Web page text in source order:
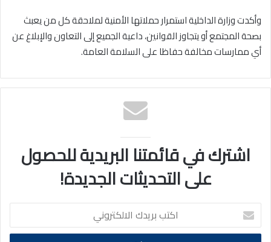
وأكدت وزارة الداخلية استمرار حملاتها الأمنية لملاحقة كل من يعبث
بصحة المجتمع أو يتجاوز القوانين، داعية الجميع إلى التعاون والإبلاغ عن
أي ممارسات مخالفة حفاظا على السلامة العامة.
اشترك في قائمتنا البريدية للحصول
على التحديثات الجديدة!
اكتب
بريدك
الالكتروني